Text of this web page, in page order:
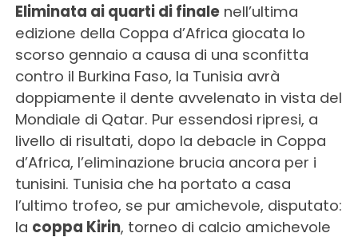
Eliminata ai quarti di finalenell’ultima
edizione della Coppa d’Africa giocata lo
scorso gennaio a causa di una sconfitta
contro il Burkina Faso, la Tunisia avrà
doppiamente il dente avvelenato in vista del
Mondiale di Qatar. Pur essendosi ripresi, a
livello di risultati, dopo la debacle in Coppa
d’Africa, l’eliminazione brucia ancora per i
tunisini. Tunisia che ha portato a casa
l’ultimo trofeo, se pur amichevole, disputato:
la coppa Kirin, torneo di calcio amichevole